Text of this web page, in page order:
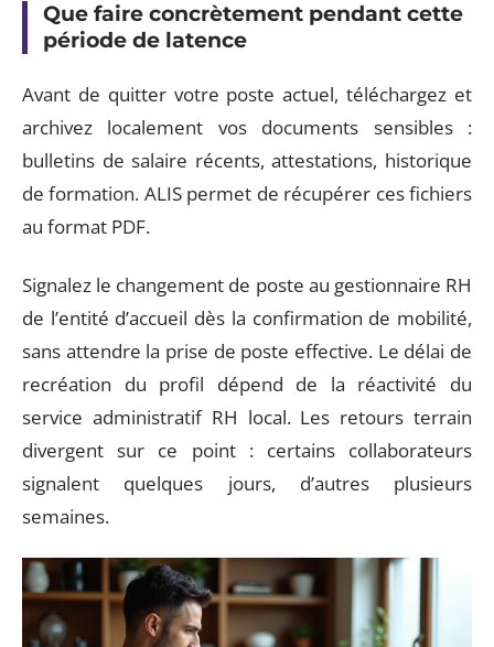
Que faire concrètement pendant cette
période de latence
Avant de quitter votre poste actuel, téléchargez et
archivez localement vos documents sensibles :
bulletins de salaire récents, attestations, historique
de formation. ALIS permet de récupérer ces fichiers
au format PDF.
Signalez le changement de poste au gestionnaire RH
de l’entité d’accueil dès la confirmation de mobilité,
sans attendre la prise de poste effective. Le délai de
recréation du profil dépend de la réactivité du
service administratif RH local. Les retours terrain
divergent sur ce point : certains collaborateurs
signalent quelques jours, d’autres plusieurs
semaines.